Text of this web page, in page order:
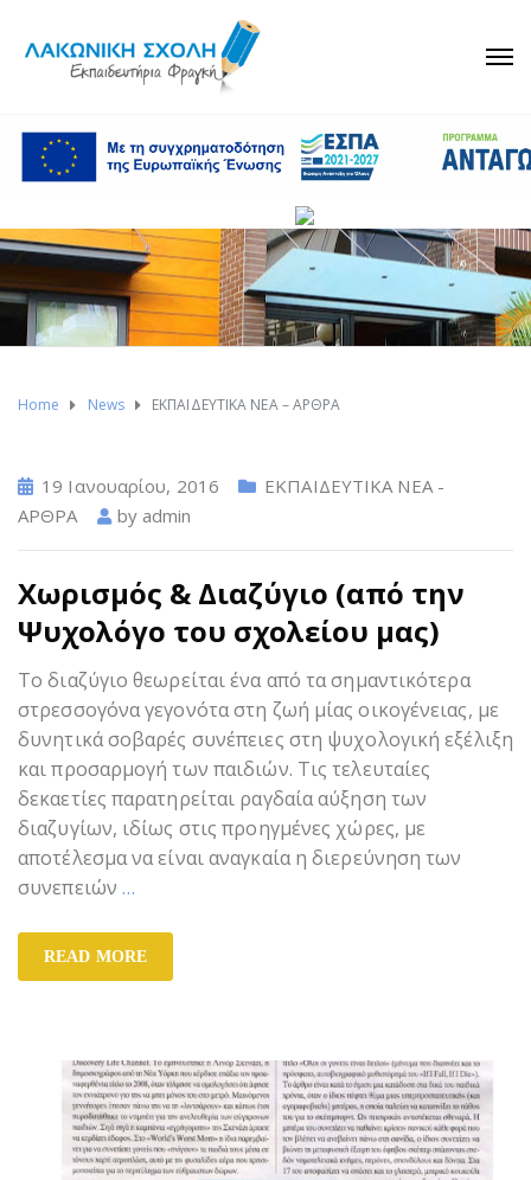
Home News ΕΚΠΑΙΔΕΥΤΙΚΑ ΝΕΑ – ΑΡΘΡΑ
19 Ιανουαρίου, 2016
ΕΚΠΑΙΔΕΥΤΙΚΑ ΝΕΑ -
ΑΡΘΡΑ
by admin
Χωρισμός & Διαζύγιο (από την
Ψυχολόγο του σχολείου μας)
Το διαζύγιο θεωρείται ένα από τα σημαντικότερα
στρεσσογόνα γεγονότα στη ζωή μίας οικογένειας, με
δυνητικά σοβαρές συνέπειες στη ψυχολογική εξέλιξη
και προσαρμογή των παιδιών. Τις τελευταίες
δεκαετίες παρατηρείται ραγδαία αύξηση των
διαζυγίων, ιδίως στις προηγμένες χώρες, με
αποτέλεσμα να είναι αναγκαία η διερεύνηση των
συνεπειών …
READ MORE